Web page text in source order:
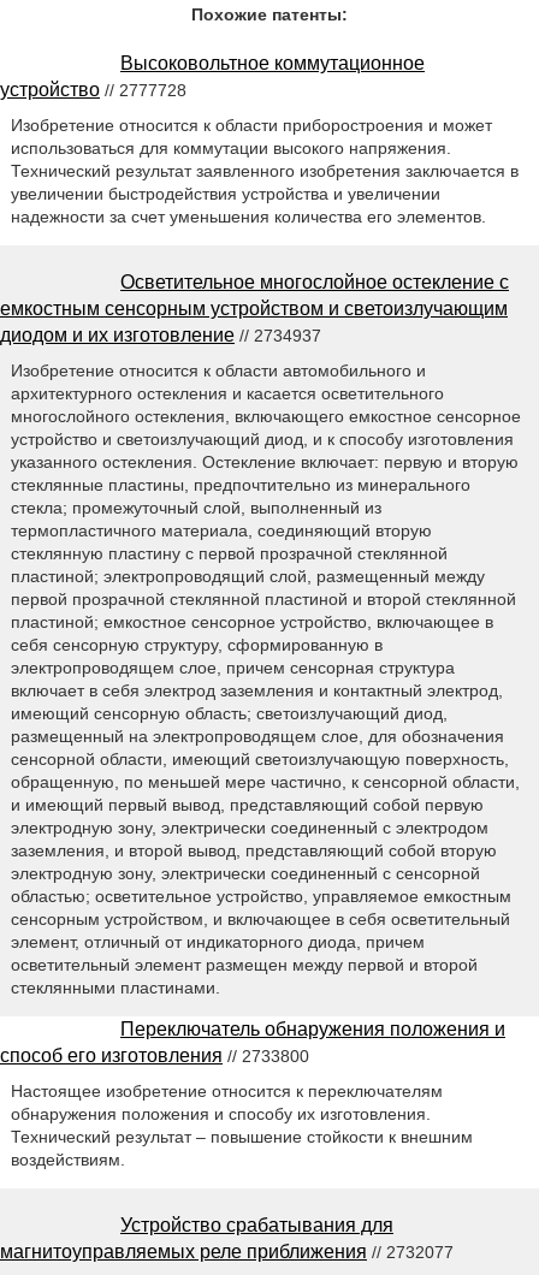
Похожие патенты:
Высоковольтное коммутационное
устройство // 2777728
Изобретение относится к области приборостроения и может
использоваться для коммутации высокого напряжения.
Технический результат заявленного изобретения заключается в
увеличении быстродействия устройства и увеличении
надежности за счет уменьшения количества его элементов.
Осветительное многослойное остекление с
емкостным сенсорным устройством и светоизлучающим
диодом и их изготовление // 2734937
Изобретение относится к области автомобильного и
архитектурного остекления и касается осветительного
многослойного остекления, включающего емкостное сенсорное
устройство и светоизлучающий диод, и к способу изготовления
указанного остекления. Остекление включает: первую и вторую
стеклянные пластины, предпочтительно из минерального
стекла; промежуточный слой, выполненный из
термопластичного материала, соединяющий вторую
стеклянную пластину с первой прозрачной стеклянной
пластиной; электропроводящий слой, размещенный между
первой прозрачной стеклянной пластиной и второй стеклянной
пластиной; емкостное сенсорное устройство, включающее в
себя сенсорную структуру, сформированную в
электропроводящем слое, причем сенсорная структура
включает в себя электрод заземления и контактный электрод,
имеющий сенсорную область; светоизлучающий диод,
размещенный на электропроводящем слое, для обозначения
сенсорной области, имеющий светоизлучающую поверхность,
обращенную, по меньшей мере частично, к сенсорной области,
и имеющий первый вывод, представляющий собой первую
электродную зону, электрически соединенный с электродом
заземления, и второй вывод, представляющий собой вторую
электродную зону, электрически соединенный с сенсорной
областью; осветительное устройство, управляемое емкостным
сенсорным устройством, и включающее в себя осветительный
элемент, отличный от индикаторного диода, причем
осветительный элемент размещен между первой и второй
стеклянными пластинами.
Переключатель обнаружения положения и
способ его изготовления // 2733800
Настоящее изобретение относится к переключателям
обнаружения положения и способу их изготовления.
Технический результат – повышение стойкости к внешним
воздействиям.
Устройство срабатывания для
магнитоуправляемых реле приближения // 2732077